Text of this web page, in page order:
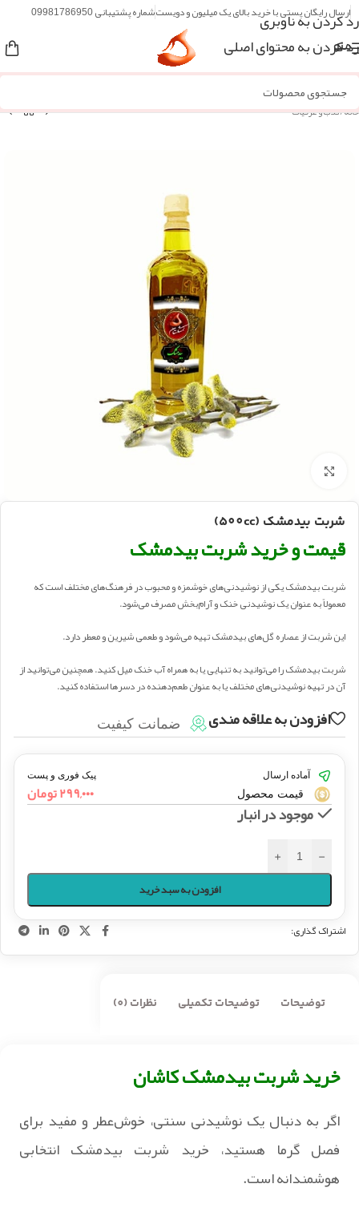
رد کردن به ناوبری
رد کردن به محتوای اصلی
ارسال رایگان پستی با خرید بالای یک میلیون و دویستشماره پشتیبانی 09981786950
منو
خانه/گلاب و عرقیات
شربت بیدمشک (500cc)
قیمت و خرید شربت بیدمشک
شربت بیدمشک یکی از نوشیدنی‌های خوشمزه و محبوب در فرهنگ‌های مختلف است که
معمولاً به عنوان یک نوشیدنی خنک و آرام‌بخش مصرف می‌شود.
این شربت از عصاره گل‌های بیدمشک تهیه می‌شود و طعمی شیرین و معطر دارد.
شربت بیدمشک را می‌توانید به تنهایی یا به همراه آب خنک میل کنید. همچنین می‌توانید از
آن در تهیه نوشیدنی‌های مختلف یا به عنوان طعم‌دهنده در دسرها استفاده کنید.
افزودن به علاقه مندی ضمانت کیفیت
آماده ارسال پیک فوری و پست
قیمت محصول ۲۹۹,۰۰۰تومان
موجود در انبار
-
+
افزودن به سبد خرید
اشتراک گذاری:
توضیحات توضیحات تکمیلی نظرات (0)
خرید شربت بیدمشک کاشان
اگر به دنبال یک نوشیدنی سنتی، خوش‌عطر و مفید برای
فصل گرما هستید، خرید شربت بیدمشک انتخابی
هوشمندانه است.